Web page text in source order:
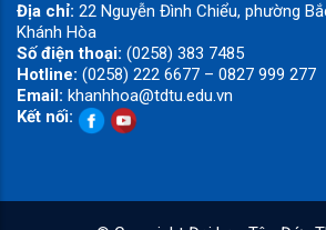
Địa chỉ: 22 Nguyễn Đình Chiểu, phường
Khánh Hòa
Số điện thoại: (0258) 383 7485
Hotline: (0258) 222 6677 – 0827 999 277
Email: khanhhoa@tdtu.edu.vn
Kết nối: